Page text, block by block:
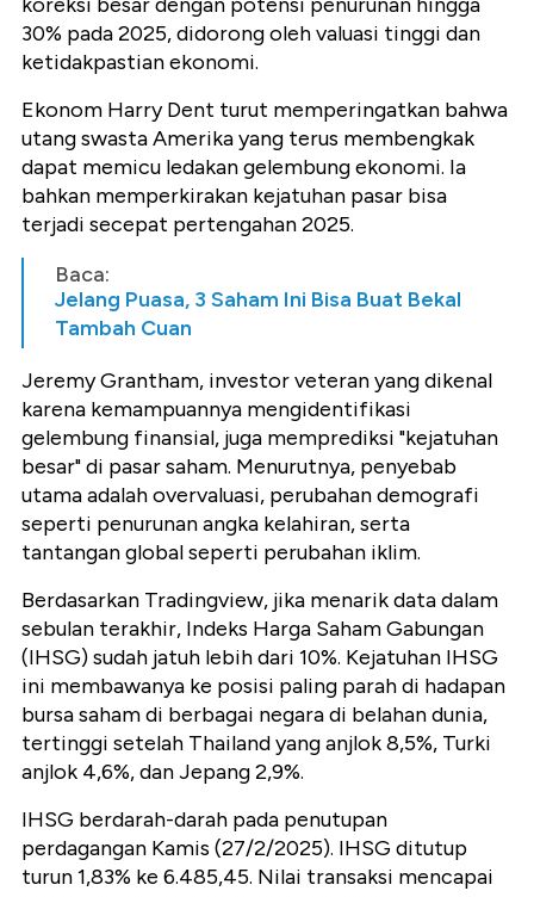
30% pada 2025, didorong oleh valuasi tinggi dan
ketidakpastian ekonomi.
Ekonom Harry Dent turut memperingatkan bahwa
utang swasta Amerika yang terus membengkak
dapat memicu ledakan gelembung ekonomi. Ia
bahkan memperkirakan kejatuhan pasar bisa
terjadi secepat pertengahan 2025.
Baca:
Jelang Puasa, 3 Saham Ini Bisa Buat Bekal
Tambah Cuan
Jeremy Grantham, investor veteran yang dikenal
karena kemampuannya mengidentifikasi
gelembung finansial, juga memprediksi "kejatuhan
besar" di pasar saham. Menurutnya, penyebab
utama adalah overvaluasi, perubahan demografi
seperti penurunan angka kelahiran, serta
tantangan global seperti perubahan iklim.
Berdasarkan Tradingview, jika menarik data dalam
sebulan terakhir, Indeks Harga Saham Gabungan
(IHSG) sudah jatuh lebih dari 10%. Kejatuhan IHSG
ini membawanya ke posisi paling parah di hadapan
bursa saham di berbagai negara di belahan dunia,
tertinggi setelah Thailand yang anjlok 8,5%, Turki
anjlok 4,6%, dan Jepang 2,9%.
IHSG berdarah-darah pada penutupan
perdagangan Kamis (27/2/2025). IHSG ditutup
turun 1,83% ke 6.485,45. Nilai transaksi mencapai